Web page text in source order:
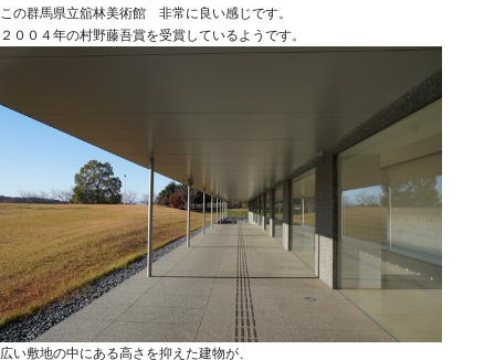
この群馬県立舘林美術館 非常に良い感じです。
２００４年の村野藤吾賞を受賞しているようです。
広い敷地の中にある高さを抑えた建物が、